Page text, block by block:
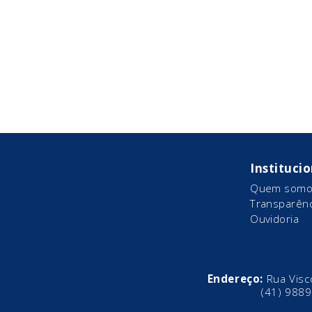
Quem
Ouvidoria
Endereço: Rua
(41)